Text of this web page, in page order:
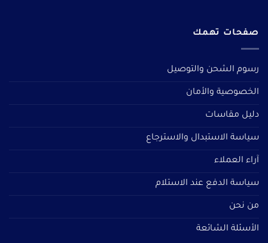
صفحات تهمك
رسوم الشحن والتوصيل
الخصوصية والأمان
دليل مقاسات
سياسة الاستبدال والاسترجاع
آراء العملاء
سياسة الدفع عند الاستلام
من نحن
الأسئلة الشائعة